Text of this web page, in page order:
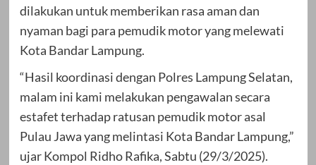
dilakukan untuk memberikan rasa aman dan
nyaman bagi para pemudik motor yang melewati
Kota Bandar Lampung.
“Hasil koordinasi dengan Polres Lampung Selatan,
malam ini kami melakukan pengawalan secara
estafet terhadap ratusan pemudik motor asal
Pulau Jawa yang melintasi Kota Bandar Lampung,”
ujar Kompol Ridho Rafika, Sabtu (29/3/2025).